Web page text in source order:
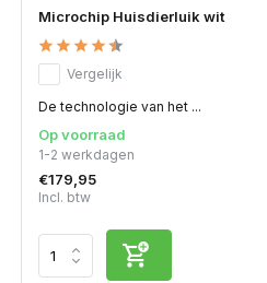
Microchip Huisdierluik wit
Vergelijk
De technologie van het ...
Op voorraad
1-2 werkdagen
€179,95
Incl. btw